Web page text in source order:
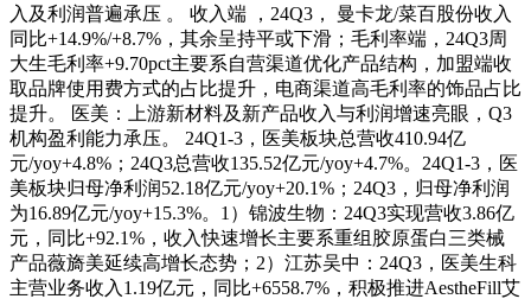
入及利润普遍承压 。 收入端 ，24Q3， 曼卡龙/菜百股份收入
同比+14.9%/+8.7%，其余呈持平或下滑；毛利率端，24Q3周
大生毛利率+9.70pct主要系自营渠道优化产品结构，加盟端收
取品牌使用费方式的占比提升，电商渠道高毛利率的饰品占比
提升。 医美：上游新材料及新产品收入与利润增速亮眼，Q3
机构盈利能力承压。 24Q1-3，医美板块总营收410.94亿
元/yoy+4.8%；24Q3总营收135.52亿元/yoy+4.7%。24Q1-3，医
美板块归母净利润52.18亿元/yoy+20.1%；24Q3，归母净利润
为16.89亿元/yoy+15.3%。1）锦波生物：24Q3实现营收3.86亿
元，同比+92.1%，收入快速增长主要系重组胶原蛋白三类械
产品薇旖美延续高增长态势；2）江苏吴中：24Q3，医美生科
主营业务收入1.19亿元，同比+6558.7%，积极推进AestheFill艾